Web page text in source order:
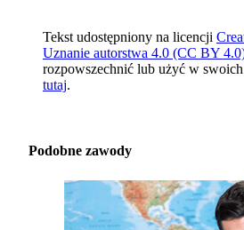
Tekst udostępniony na licencji
Uznanie autorstwa 4.0 (CC BY
rozpowszechnić lub użyć w swoich
tutaj.
Podobne zawody